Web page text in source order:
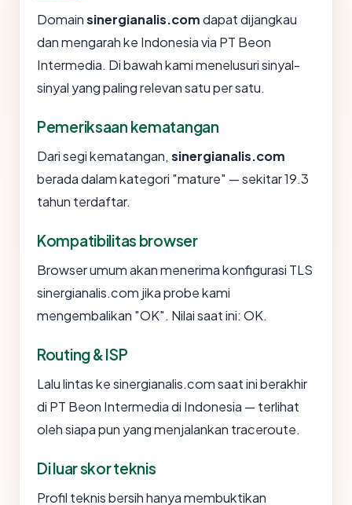
Domainsinergianalis.comdapat dijangkau
dan mengarah ke Indonesia via PT Beon
Intermedia. Di bawah kami menelusuri sinyal-
sinyal yang paling relevan satu per satu.
Pemeriksaan kematangan
Dari segi kematangan, sinergianalis.com
berada dalam kategori "mature" — sekitar 19.3
tahun terdaftar.
Kompatibilitas browser
Browser umum akan menerima konfigurasi TLS
sinergianalis.com jika probe kami
mengembalikan "OK". Nilai saat ini: OK.
Routing & ISP
Lalu lintas ke sinergianalis.com saat ini berakhir
di PT Beon Intermedia di Indonesia — terlihat
oleh siapa pun yang menjalankan traceroute.
Di luar skor teknis
Profil teknis bersih hanya membuktikan